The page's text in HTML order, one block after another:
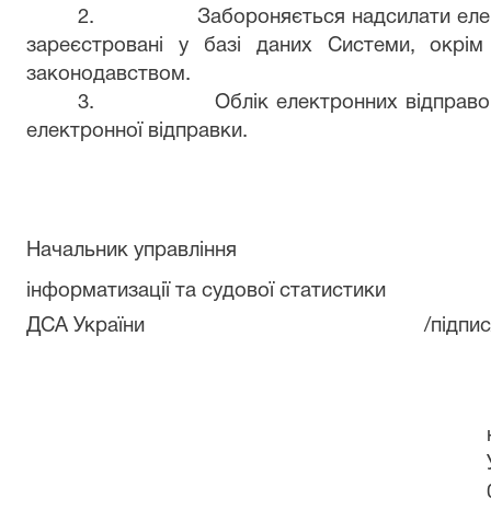
2.
Забороняється надсилати
зареєстровані у базі даних Системи,
законодавством.
3.
Облік електронних
електронної відправки.
Начальник управління
інформатизації та судової статистики
ДСА України
/